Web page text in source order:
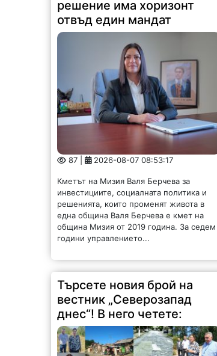
решение има хоризонт
отвъд един мандат
87 | 2026-08-07 08:53:17
Кметът на Мизия Валя Берчева за
инвестициите, социалната политика и
решенията, които променят живота в
една община Валя Берчева е кмет на
община Мизия от 2019 година. За седем
години управлението...
Търсете новия брой на
вестник „Северозапад
днес“! В него четете: